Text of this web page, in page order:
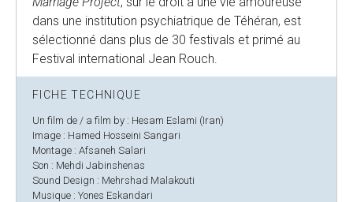
dans une institution psychiatrique de Téhéran, est
sélectionné dans plus de 30 festivals et primé au
Festival international Jean Rouch.
FICHE TECHNIQUE
Un film de / a film by : Hesam Eslami (Iran)
Image : Hamed Hosseini Sangari
Montage : Afsaneh Salari
Son : Mehdi Jabinshenas
Sound Design : Mehrshad Malakouti
Musique : Yones Eskandari